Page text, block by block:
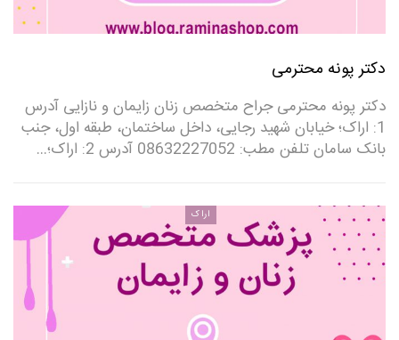
دکتر پونه محترمی
دکتر پونه محترمی جراح متخصص زنان زایمان و نازایی آدرس
1: اراک؛ خیابان شهید رجایی، داخل ساختمان، طبقه اول، جنب
بانک سامان تلفن مطب: 08632227052 ‌آدرس 2: اراک؛…
اراک